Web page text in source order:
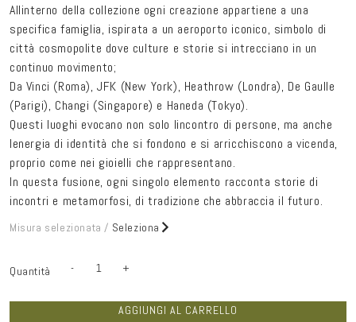
Allinterno della collezione ogni creazione appartiene a una
specifica famiglia, ispirata a un aeroporto iconico, simbolo di
città cosmopolite dove culture e storie si intrecciano in un
continuo movimento;
Da Vinci (Roma), JFK (New York), Heathrow (Londra), De Gaulle
(Parigi), Changi (Singapore) e Haneda (Tokyo).
Questi luoghi evocano non solo lincontro di persone, ma anche
lenergia di identità che si fondono e si arricchiscono a vicenda,
proprio come nei gioielli che rappresentano.
In questa fusione, ogni singolo elemento racconta storie di
incontri e metamorfosi, di tradizione che abbraccia il futuro.
Misura selezionata / Seleziona
Quantità
Quantità Diminuisci
Chevalière
- Aumenta
Chevalière
da
+
AGGIUNGI AL CARRELLO